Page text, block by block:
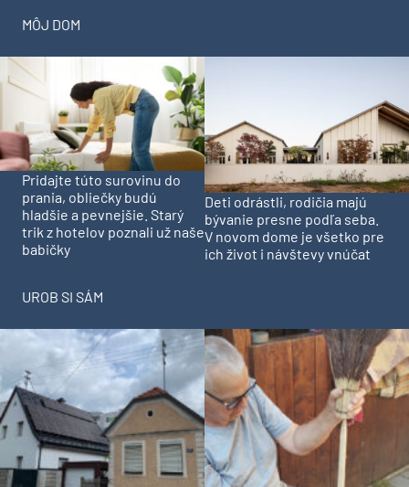
MÔJ DOM
Pridajte túto surovinu do
prania, obliečky budú
hladšie a pevnejšie. Starý
trik z hotelov poznali už naše
babičky
Deti odrástli, rodičia majú
bývanie presne podľa seba.
V novom dome je všetko pre
ich život i návštevy vnúčat
UROB SI SÁM